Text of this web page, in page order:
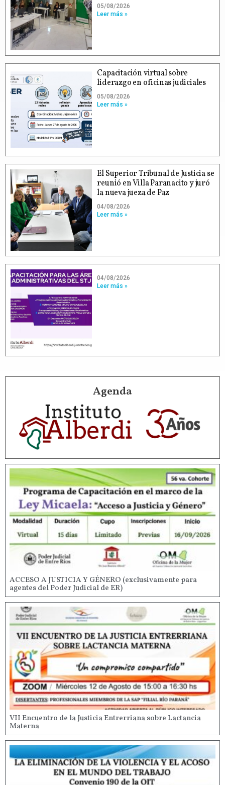
05/08/2026
Leer más »
Capacitación virtual sobre
liderazgo en oficinas judiciales
05/08/2026
Leer más »
El Superior Tribunal de Justicia se
reunió en Villa Paranacito y juró
la nueva jueza de Paz
04/08/2026
Leer más »
04/08/2026
Leer más »
Agenda
ACCESO A JUSTICIA Y GÉNERO (exclusivamente para
agentes del Poder Judicial de ER)
VII Encuentro de la Justicia Entrerriana sobre Lactancia
Materna